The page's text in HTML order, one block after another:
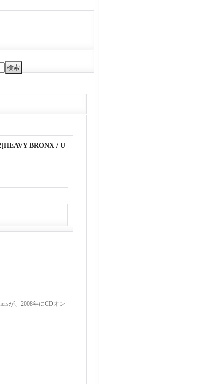
[HEAVY BRONX / U
が、2008年にCDオン